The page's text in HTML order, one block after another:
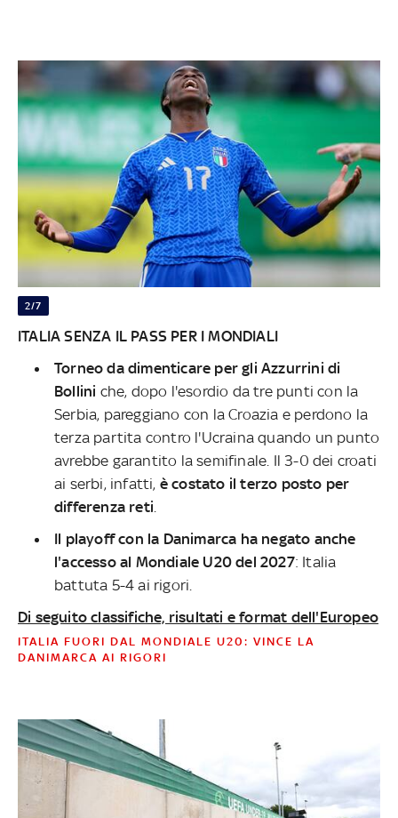
2/7
ITALIA SENZA IL PASS PER I MONDIALI
Torneo da dimenticare per gli Azzurrini di
Bollini che, dopo l'esordio da tre punti con la
Serbia, pareggiano con la Croazia e perdono la
terza partita contro l'Ucraina quando un punto
avrebbe garantito la semifinale. Il 3-0 dei croati
ai serbi, infatti, è costato il terzo posto per
differenza reti
Il playoff con la Danimarca ha negato anche
l'accesso al Mondiale U20 del 2027: Italia
battuta 5-4 ai rigori.
Di seguito classifiche, risultati e format dell'Europeo
ITALIA FUORI DAL MONDIALE U20: VINCE LA
DANIMARCA AI RIGORI